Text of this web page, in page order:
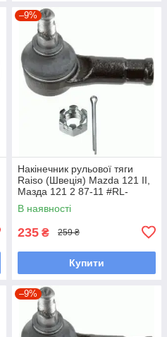
–9%
Накінечник рульової тяги
Raiso (Швеція) Mazda 121 II,
Мазда 121 2 87-11 #RL-
232280M UAOUHQF7
В наявності
235 ₴ 259 ₴
Купити
–9%